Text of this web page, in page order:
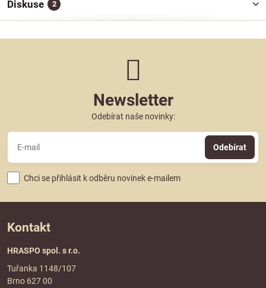
Diskuse 2
Newsletter
Odebírat naše novinky:
Odebírat
Chci se přihlásit k odběru novinek e-mailem
Kontakt
HRASPO spol. s r.o.
Tuřanka 1148/107
Brno 627 00